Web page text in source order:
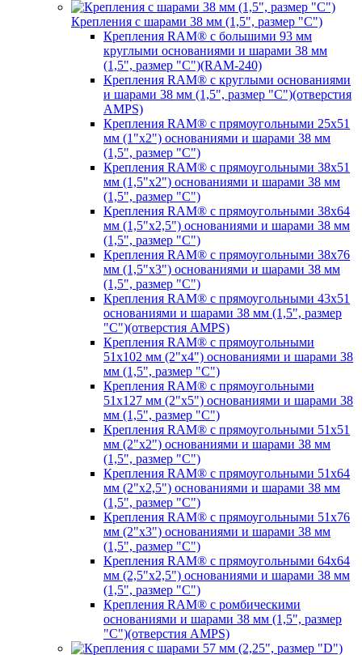
Крепления с шарами 38 мм (1,5", размер "C")
Крепления RAM® с большими 93 мм
круглыми основаниями и шарами 38 мм
(1,5", размер "C")(RAM-240)
Крепления RAM® с круглыми основаниями
и шарами 38 мм (1,5", размер "C")(отверстия
AMPS)
Крепления RAM® с прямоугольными 25х51
мм (1"х2") основаниями и шарами 38 мм
(1,5", размер "C")
Крепления RAM® с прямоугольными 38х51
мм (1,5"х2") основаниями и шарами 38 мм
(1,5", размер "C")
Крепления RAM® с прямоугольными 38х64
мм (1,5"х2,5") основаниями и шарами 38 мм
(1,5", размер "C")
Крепления RAM® с прямоугольными 38х76
мм (1,5"х3") основаниями и шарами 38 мм
(1,5", размер "C")
Крепления RAM® с прямоугольными 43х51
основаниями и шарами 38 мм (1,5", размер
"C")(отверстия AMPS)
Крепления RAM® с прямоугольными
51х102 мм (2"х4") основаниями и шарами 38
мм (1,5", размер "C")
Крепления RAM® с прямоугольными
51х127 мм (2"х5") основаниями и шарами 38
мм (1,5", размер "C")
Крепления RAM® с прямоугольными 51х51
мм (2"х2") основаниями и шарами 38 мм
(1,5", размер "C")
Крепления RAM® с прямоугольными 51х64
мм (2"х2,5") основаниями и шарами 38 мм
(1,5", размер "C")
Крепления RAM® с прямоугольными 51х76
мм (2"х3") основаниями и шарами 38 мм
(1,5", размер "C")
Крепления RAM® с прямоугольными 64х64
мм (2,5"х2,5") основаниями и шарами 38 мм
(1,5", размер "C")
Крепления RAM® с ромбическими
основаниями и шарами 38 мм (1,5", размер
"C")(отверстия AMPS)